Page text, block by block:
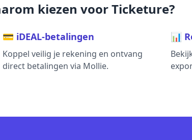
kiezen voor Ticketure?
💳 iDEAL-betalingen
Koppel veilig je rekening en ontvang
direct betalingen via Mollie.
📊